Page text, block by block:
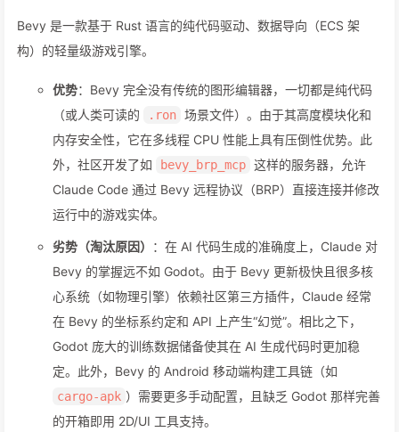
Bevy 是一款基于 Rust 语言的纯代码驱动、数据导向（ECS 架
构）的轻量级游戏引擎。
优势：Bevy 完全没有传统的图形编辑器，一切都是纯代码
（或人类可读的
.ron 场景文件）。由于其高度模块化和
内存安全性，它在多线程 CPU 性能上具有压倒性优势。此
外，社区开发了如
bevy_brp_mcp 这样的服务器，允许
Claude Code 通过 Bevy 远程协议（BRP）直接连接并修改
运行中的游戏实体。
劣势（淘汰原因）
：在 AI 代码生成的准确度上，Claude 对
Bevy 的掌握远不如 Godot。由于 Bevy 更新极快且很多核
心系统（如物理引擎）依赖社区第三方插件，Claude 经常
在 Bevy 的坐标系约定和 API 上产生“幻觉”。相比之下，
Godot 庞大的训练数据储备使其在 AI 生成代码时更加稳
定。此外，Bevy 的 Android 移动端构建工具链（如
cargo-apk ）需要更多手动配置，且缺乏 Godot 那样完善
的开箱即用 2D/UI 工具支持。